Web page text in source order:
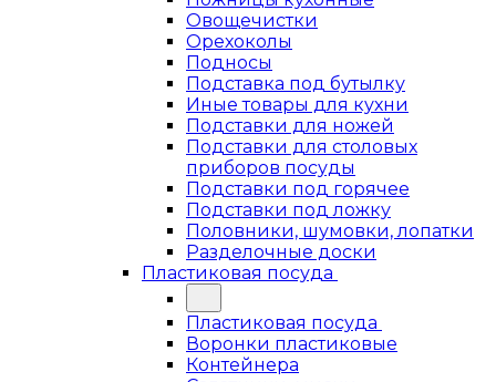
Овощечистки
Орехоколы
Подносы
Подставка под бутылку
Иные товары для кухни
Подставки для ножей
Подставки для столовых
приборов посуды
Подставки под горячее
Подставки под ложку
Половники, шумовки, лопатки
Разделочные доски
Пластиковая посуда
Пластиковая посуда
Воронки пластиковые
Контейнера